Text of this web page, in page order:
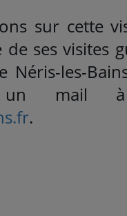
sur cette
ses visites
Néris-les-
un mail
.